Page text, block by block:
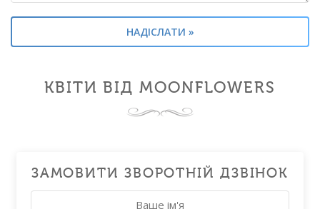
КВІТИ ВІД MOONFLOWERS
ЗАМОВИТИ ЗВОРОТНІЙ ДЗВІНОК